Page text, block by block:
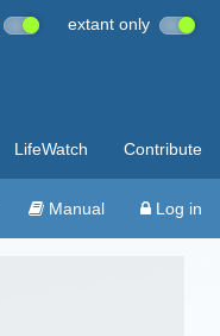
extant only
LifeWatch Contribute
Manual Log in